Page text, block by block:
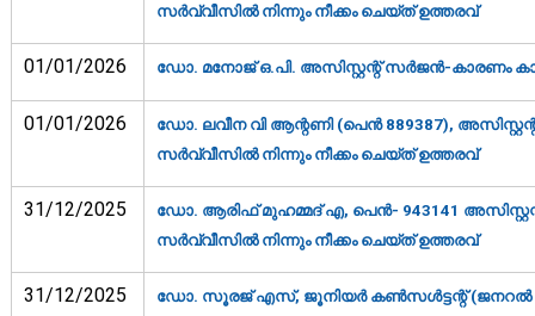
സര്‍വ്വീസില്‍ നിന്നും നീക്കം ചെയ്ത് ഉത്തരവ്‌
01/01/2026 ഡോ. മനോജ് ഒ.പി. അസിസ്റ്റന്റ് സര്‍ജന്‍-കാരണം
01/01/2026
ഡോ. ലവീന വി ആന്റണി (പെന്‍ 889387),
സര്‍വ്വീസില്‍ നിന്നും നീക്കം ചെയ്ത് ഉത്തരവ്‌
31/12/2025
ഡോ. ആരിഫ് മുഹമ്മദ് എ, പെന്‍- 943141
സര്‍വ്വീസില്‍ നിന്നും നീക്കം ചെയ്ത് ഉത്തരവ്‌
31/12/2025
ഡോ. സൂരജ് എസ്, ജൂനിയര്‍ കണ്‍സള്‍ട്ടന്റ് (ജനറല്‍